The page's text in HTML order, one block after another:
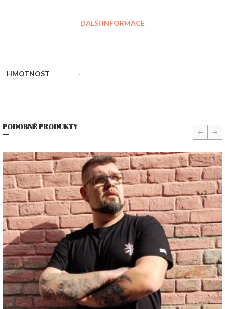
DALŠÍ INFORMACE
HMOTNOST -
PODOBNÉ PRODUKTY prev